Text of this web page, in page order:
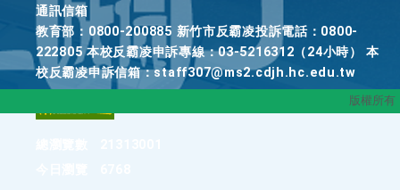
通訊信箱
教育部：0800-200885 新竹市反霸凌投訴電話：0800-
222805 本校反霸凌申訴專線：03-5216312（24小時） 本
校反霸凌申訴信箱：staff307@ms2.cdjh.hc.edu.tw
版權所有